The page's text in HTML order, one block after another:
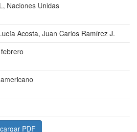
Naciones Unidas
Acosta, Juan Carlos Ramírez J.
PDF